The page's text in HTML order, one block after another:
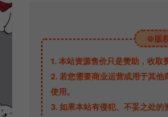
©版
1. 本站资源售价只是赞助，收取
2. 若您需要商业运营或用于其他
使用。
3. 如果本站有侵犯、不妥之处的